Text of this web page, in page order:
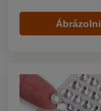
Ábrázolni